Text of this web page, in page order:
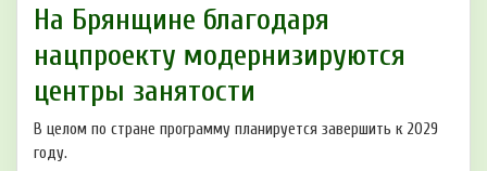
На Брянщине благодаря
нацпроекту модернизируются
центры занятости
В целом по стране программу планируется завершить к 2029
году.